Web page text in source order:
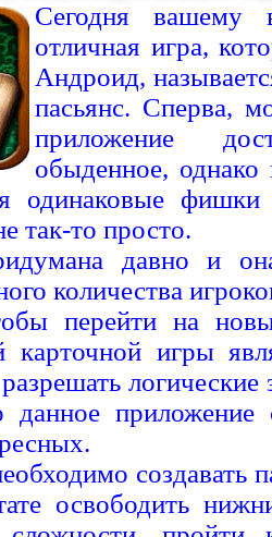
Сегодня вашему
отличная игра,
Андроид,
пасьянс. Сперва,
приложение
обыденное, однако
одинаковые
так-то просто.
давно и
количества
перейти на
карточной игры
логические
данное
создавать
освободить